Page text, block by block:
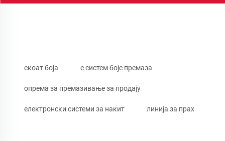
екоат боја е систем боје премаза
опрема за премазивање за продају
електронски системи за накит линија за прах